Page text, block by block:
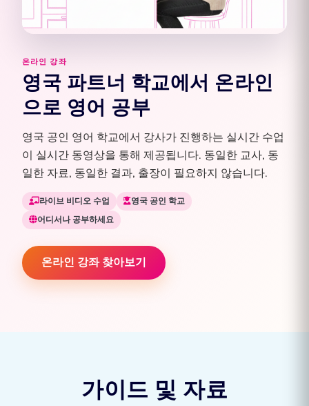
온라인 강좌
영국 파트너 학교에서 온라인
으로 영어 공부
영국 공인 영어 학교에서 강사가 진행하는 실시간 수업
이 실시간 동영상을 통해 제공됩니다. 동일한 교사, 동
일한 자료, 동일한 결과, 출장이 필요하지 않습니다.
라이브 비디오 수업
영국 공인 학교
어디서나 공부하세요
온라인 강좌 찾아보기
가이드 및 자료